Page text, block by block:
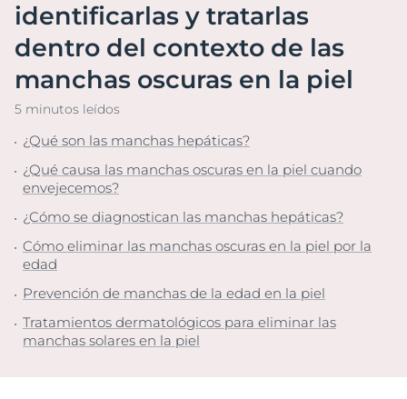
identificarlas y tratarlas
dentro del contexto de las
manchas oscuras en la piel
5 minutos leídos
¿Qué son las manchas hepáticas?
¿Qué causa las manchas oscuras en la piel cuando
envejecemos?
¿Cómo se diagnostican las manchas hepáticas?
Cómo eliminar las manchas oscuras en la piel por la
edad
Prevención de manchas de la edad en la piel
Tratamientos dermatológicos para eliminar las
manchas solares en la piel